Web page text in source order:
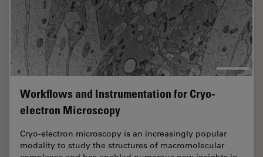
Workflows and Instrumentation for Cryo-
electron Microscopy
Cryo-electron microscopy is an increasingly popular
modality to study the structures of macromolecular